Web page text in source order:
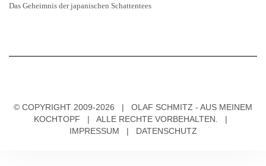
Das Geheimnis der japanischen Schattentees
© COPYRIGHT 2009-2026 | OLAF SCHMITZ - AUS MEINEM
KOCHTOPF | ALLE RECHTE VORBEHALTEN. |
IMPRESSUM | DATENSCHUTZ